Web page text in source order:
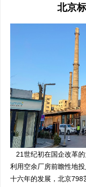
北京
21世纪初在国企改革的
利用空余厂房前瞻性地
十六年的发展，北京798